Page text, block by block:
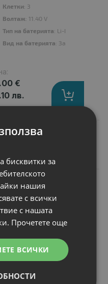
Клетки: 3
Волтаж: 11.40 V
Тип на батерията: Li-Ion
Вид на батерията: Заместител
€
лв.
памет
256GB
SD Card P9
UHS-I Read
: micro SD
: 256 GB
Съвместимост
бисквитки за
нашия
с всички
с нашата
Прочетете още
ВСИЧКИ